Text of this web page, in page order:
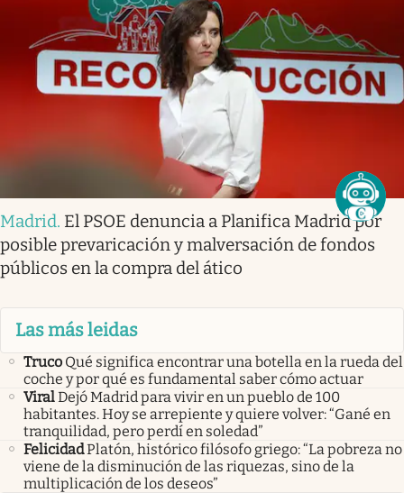
Madrid. El PSOE denuncia a Planifica Madrid por
posible prevaricación y malversación de fondos
públicos en la compra del ático
Las más leidas
Truco Qué significa encontrar una botella en la rueda del
coche y por qué es fundamental saber cómo actuar
ViralDejó Madrid para vivir en un pueblo de 100
habitantes. Hoy se arrepiente y quiere volver: “Gané en
tranquilidad, pero perdí en soledad”
FelicidadPlatón, histórico filósofo griego: “La pobreza no
viene de la disminución de las riquezas, sino de la
multiplicación de los deseos”